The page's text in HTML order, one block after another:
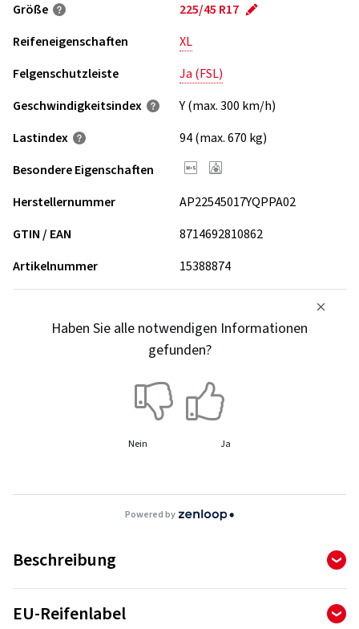
Größe
225/45 R17
Reifeneigenschaften
XL
Felgenschutzleiste
Ja (FSL)
Geschwindigkeits­index
Y (max. 300 km/h)
Lastindex
94 (max. 670 kg)
Besondere Eigenschaften
Herstellernummer
AP22545017YQPPA02
GTIN / EAN
8714692810862
Artikelnummer
15388874
Haben Sie alle notwendigen Informationen
gefunden?
Nein Ja
Powered by
Beschreibung
QUATRAC PRO +
EU-Reifenlabel